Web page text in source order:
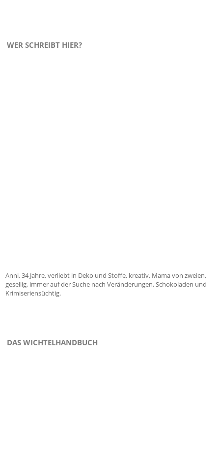
WER SCHREIBT HIER?
Anni, 34 Jahre, verliebt in Deko und Stoffe, kreativ, Mama von zweien,
gesellig, immer auf der Suche nach Veränderungen, Schokoladen und
Krimiseriensüchtig.
DAS WICHTELHANDBUCH